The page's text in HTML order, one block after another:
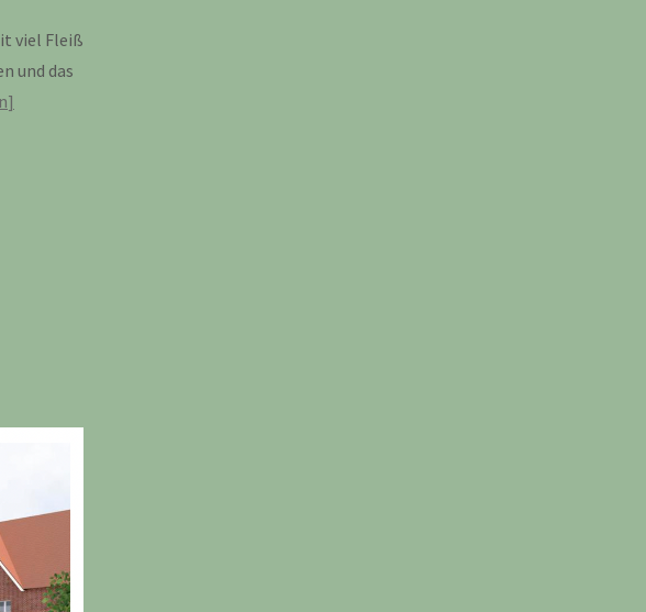
viel Fleiß
und das